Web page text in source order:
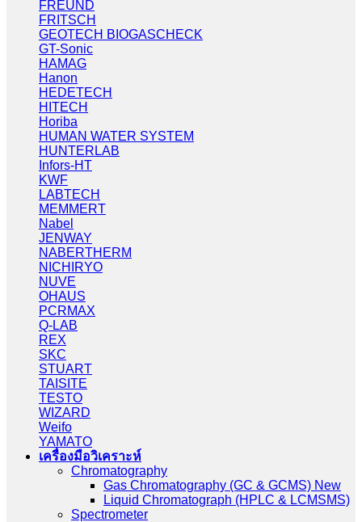
FREUND
FRITSCH
GEOTECH BIOGASCHECK
GT-Sonic
HAMAG
Hanon
HEDETECH
HITECH
Horiba
HUMAN WATER SYSTEM
HUNTERLAB
Infors-HT
KWF
LABTECH
MEMMERT
Nabel
JENWAY
NABERTHERM
NICHIRYO
NUVE
OHAUS
PCRMAX
Q-LAB
REX
SKC
STUART
TAISITE
TESTO
WIZARD
Weifo
YAMATO
เครื่องมือวิเคราะห์
Chromatography
Gas Chromatography (GC & GCMS) New
Liquid Chromatograph (HPLC & LCMSMS)
Spectrometer